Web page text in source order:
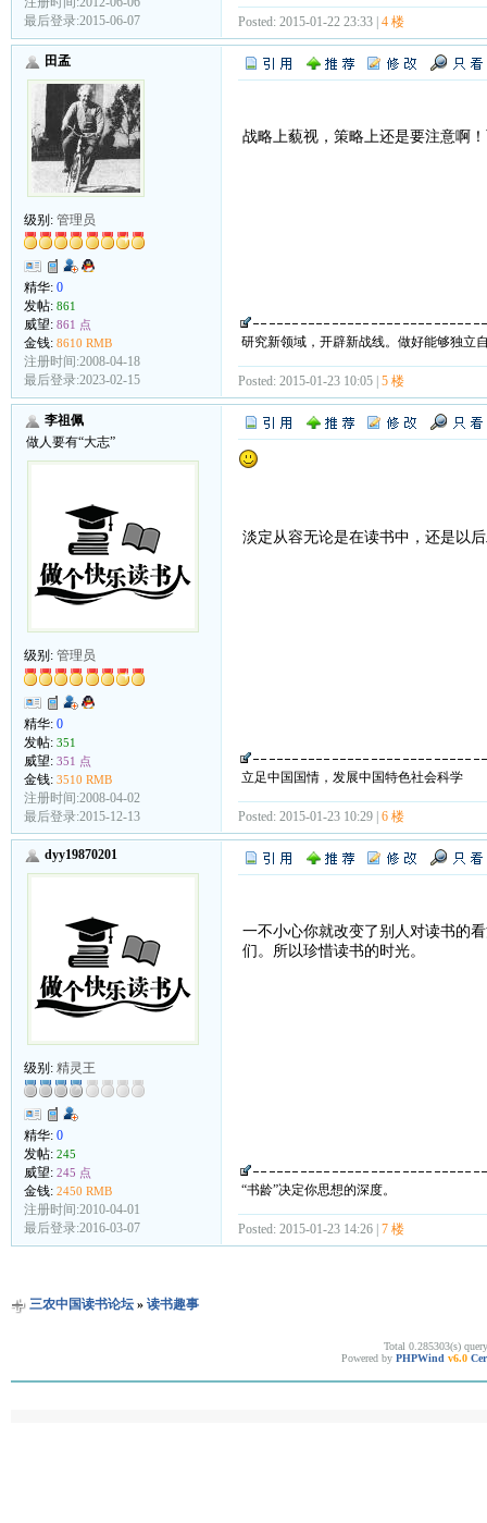
最后登录:2015-06-07
Posted: 2015-01-22 23:33 | 4 楼
田孟
级别: 管理员
精华: 0
发帖: 861
威望: 861 点
金钱: 8610 RMB
注册时间:2008-04-18
最后登录:2023-02-15
战略上藐视，策略上还是要注意啊
研究新领域，开辟新战线。做好能够独立
Posted: 2015-01-23 10:05 | 5 楼
李祖佩
做人要有“大志”
级别: 管理员
精华: 0
发帖: 351
威望: 351 点
金钱: 3510 RMB
注册时间:2008-04-02
最后登录:2015-12-13
淡定从容无论是在读书中，还是以
立足中国国情，发展中国特色社会科学
Posted: 2015-01-23 10:29 | 6 楼
dyy19870201
级别: 精灵王
精华: 0
发帖: 245
威望: 245 点
金钱: 2450 RMB
注册时间:2010-04-01
最后登录:2016-03-07
一不小心你就改变了别人对读书的
们。所以珍惜读书的时光。
“书龄”决定你思想的深度。
Posted: 2015-01-23 14:26 | 7 楼
三农中国读书论坛» 读书趣事
Total 0.285303(s)
Powered by PHPWind v6.0